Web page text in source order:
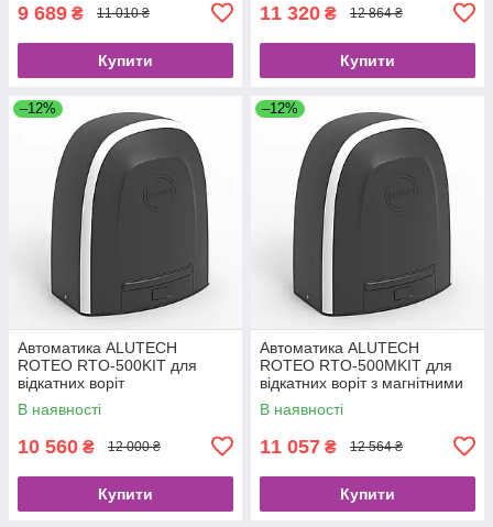
9 689 ₴ 11 010 ₴
Купити
11 320 ₴ 12 864 ₴
Купити
–12%
Автоматика ALUTECH
ROTEO RTO-500KIT для
відкатних воріт
В наявності
10 560 ₴ 12 000 ₴
Купити
–12%
Автоматика ALUTECH
ROTEO RTO-500MKIT для
відкатних воріт з магнітними
кінцевими вимикачами
В наявності
11 057 ₴ 12 564 ₴
Купити